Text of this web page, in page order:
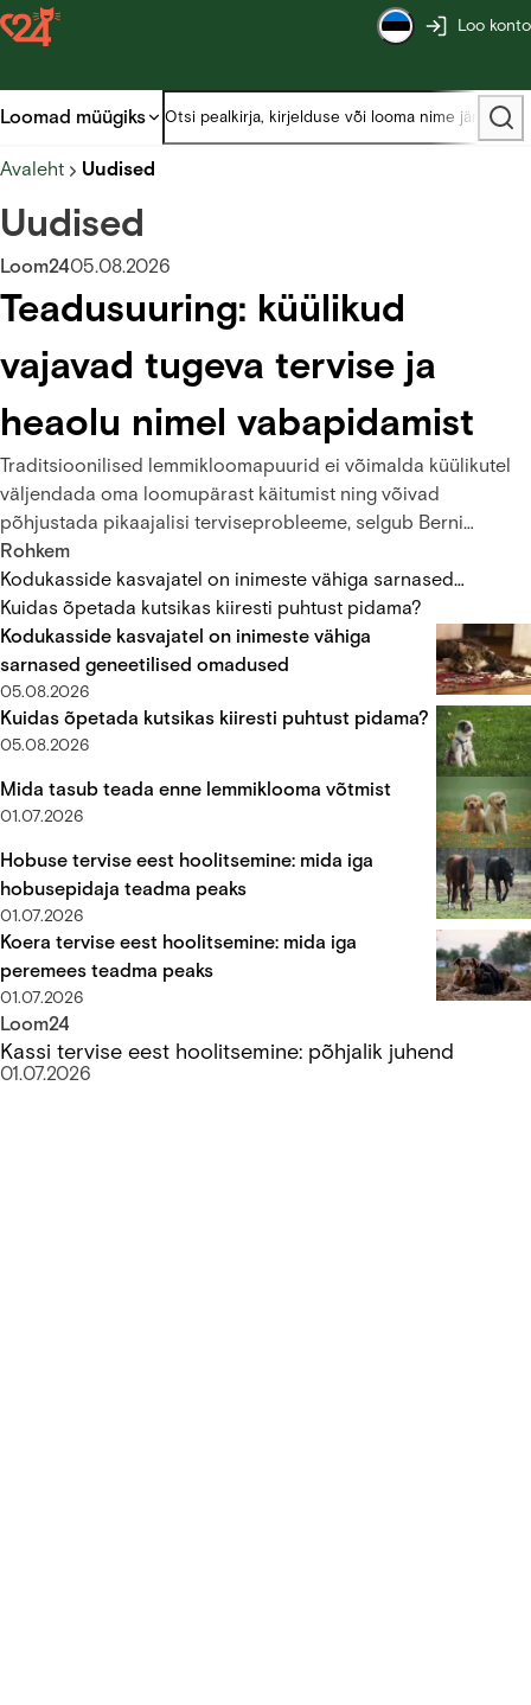
Loo konto
Loomad müügiks
Avaleht Uudised
Uudised
Loom2405.08.2026
Teadusuuring: küülikud
vajavad tugeva tervise ja
heaolu nimel vabapidamist
Traditsioonilised lemmikloomapuurid ei võimalda küülikutel
väljendada oma loomupärast käitumist ning võivad
põhjustada pikaajalisi terviseprobleeme, selgub Berni
Ülikooli veterinaararstide ja loomakäitumise teadlaste
läbiviidud teadusuuringust. Teadustöö, milles uuriti elupaiga
mõõtmete mõju küülikute füüsilisele ja vaimsele heaolule,
rõhutab vajadust tagada lemmikloomadele avatum ning
piiranguteta elukeskkond.
Rohkem
Kodukasside kasvajatel on inimeste vähiga sarnased
geneetilised omadused
Kuidas õpetada kutsikas kiiresti puhtust pidama?
Kodukasside kasvajatel on inimeste vähiga
sarnased geneetilised omadused
05.08.2026
Kuidas õpetada kutsikas kiiresti puhtust pidama?
05.08.2026
Mida tasub teada enne lemmiklooma võtmist
01.07.2026
Hobuse tervise eest hoolitsemine: mida iga
hobusepidaja teadma peaks
01.07.2026
Koera tervise eest hoolitsemine: mida iga
peremees teadma peaks
01.07.2026
Kassi tervise eest hoolitsemine: põhjalik juhend
Loom24
Kassi tervise eest hoolitsemine: põhjalik juhend
01.07.2026